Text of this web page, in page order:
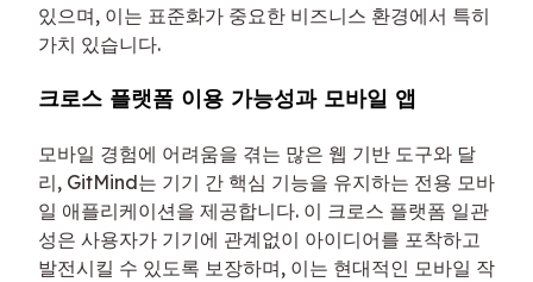
있으며, 이는 표준화가 중요한 비즈니스 환경에서 특히
가치 있습니다.
크로스 플랫폼 이용 가능성과 모바일 앱
모바일 경험에 어려움을 겪는 많은 웹 기반 도구와 달
리, GitMind는 기기 간 핵심 기능을 유지하는 전용 모바
일 애플리케이션을 제공합니다. 이 크로스 플랫폼 일관
성은 사용자가 기기에 관계없이 아이디어를 포착하고
발전시킬 수 있도록 보장하며, 이는 현대적인 모바일 작